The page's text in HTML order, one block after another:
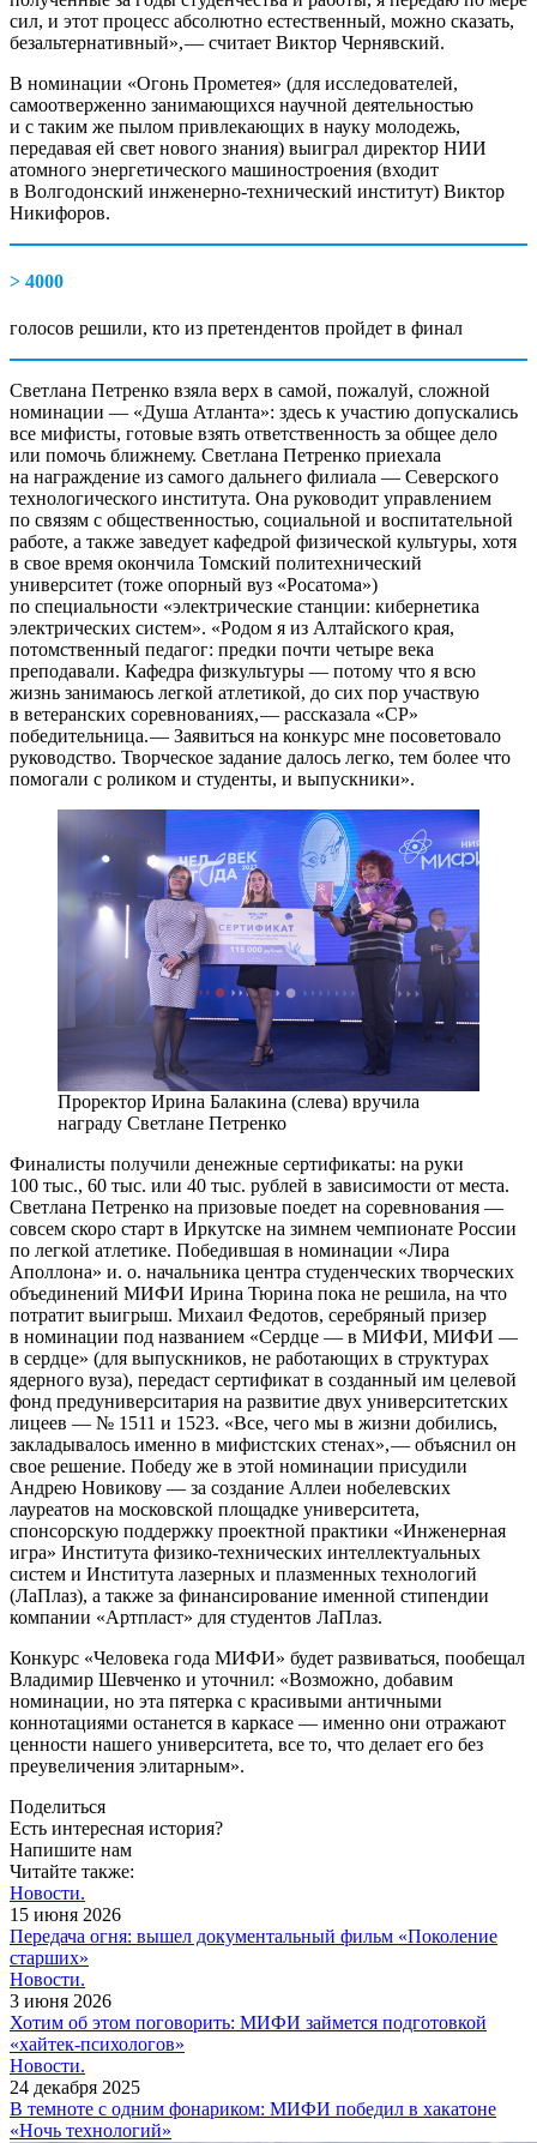
сил, и этот процесс абсолютно естественный, можно сказать,
безальтернативный», — ​считает Виктор Чернявский.
В номинации «Огонь Прометея» (для исследователей,
самоотверженно занимающихся научной деятельностью
и с таким же пылом привлекающих в науку молодежь,
передавая ей свет нового знания) выиграл директор НИИ
атомного энергетического машиностроения (входит
в Волгодонский инженерно-технический институт) Виктор
Никифоров.
> 4000
голосов решили, кто из претендентов пройдет в финал
Светлана Петренко взяла верх в самой, пожалуй, сложной
номинации — ​«Душа Атланта»: здесь к участию допускались
все мифисты, готовые взять ответственность за общее дело
или помочь ближнему. Светлана Петренко приехала
на награждение из самого дальнего филиала — ​Северского
технологического института. Она руководит управлением
по связям с общественностью, социальной и воспитательной
работе, а также заведует кафедрой физической культуры, хотя
в свое время окончила Томский политехнический
университет (тоже опорный вуз «Росатома»)
по специальности «электрические станции: кибернетика
электрических систем». «Родом я из Алтайского края,
потомственный педагог: предки почти четыре века
преподавали. Кафедра физкультуры — ​потому что я всю
жизнь занимаюсь легкой атлетикой, до сих пор участвую
в ветеранских соревнованиях, — ​рассказала «СР»
победительница. — ​Заявиться на конкурс мне посоветовало
руководство. Творческое задание далось легко, тем более что
помогали с роликом и студенты, и выпускники».
Проректор Ирина Балакина (слева) вручила
награду Светлане Петренко
Финалисты получили денежные сертификаты: на руки
100 тыс., 60 тыс. или 40 тыс. рублей в зависимости от места.
Светлана Петренко на призовые поедет на соревнования — ​
совсем скоро старт в Иркутске на зимнем чемпионате России
по легкой атлетике. Победившая в номинации «Лира
Аполлона» и. о. начальника центра студенческих творческих
объединений МИФИ Ирина Тюрина пока не решила, на что
потратит выигрыш. Михаил Федотов, серебряный призер
в номинации под названием «Сердце — ​в МИФИ, МИФИ — ​
в сердце» (для выпускников, не работающих в структурах
ядерного вуза), передаст сертификат в созданный им целевой
фонд предуниверситария на развитие двух университетских
лицеев — ​№ 1511 и 1523. «Все, чего мы в жизни добились,
закладывалось именно в мифистских стенах», — ​объяснил он
свое решение. Победу же в этой номинации присудили
Андрею Новикову — ​за создание Аллеи нобелевских
лауреатов на московской площадке университета,
спонсорскую поддержку проектной практики «Инженерная
игра» Института физико-технических интеллектуальных
систем и Института лазерных и плазменных технологий
(ЛаПлаз), а также за финансирование именной стипендии
компании «Артпласт» для студентов ЛаПлаз.
Конкурс «Человека года МИФИ» будет развиваться, пообещал
Владимир Шевченко и уточнил: «Возможно, добавим
номинации, но эта пятерка с красивыми античными
коннотациями останется в каркасе — ​именно они отражают
ценности нашего университета, все то, что делает его без
преувеличения элитарным».
Поделиться
Есть интересная история?
Напишите нам
Читайте также:
Новости.
15 июня 2026
Передача огня: вышел документальный фильм «Поколение
старших»
Новости.
3 июня 2026
Хотим об этом поговорить: МИФИ займется подготовкой
«хайтек-психологов»
Новости.
24 декабря 2025
В темноте с одним фонариком: МИФИ победил в хакатоне
«Ночь технологий»